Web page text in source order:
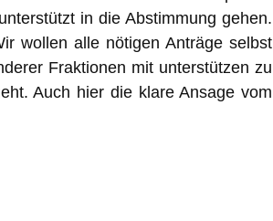
in die Abstimmung gehen.
wollen alle nötigen Anträge selbst
Fraktionen mit unterstützen zu
Auch hier die klare Ansage vom